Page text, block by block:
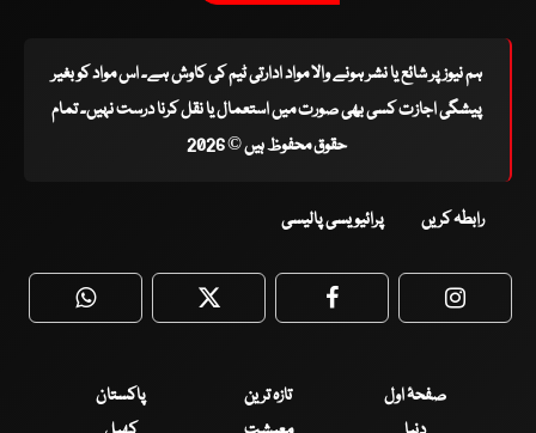
ہم نیوز پر شائع یا نشر ہونے والا مواد ادارتی ٹیم کی کاوش ہے۔ اس مواد کو بغیر
پیشگی اجازت کسی بھی صورت میں استعمال یا نقل کرنا درست نہیں۔ تمام
حقوق محفوظ ہیں © 2026
رابطہ کریں پرائیویسی پالیسی
WhatsApp Twitter Facebook
صفحۂ اول تازہ ترین
پاکستان